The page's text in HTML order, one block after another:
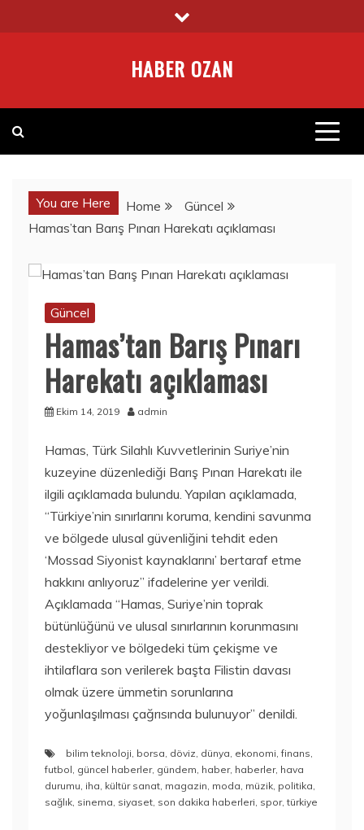
to
HABER OZAN
You are Here Home
Güncel
Hamas’tan Barış Pınarı Harekatı açıklaması
Güncel
Hamas’tan Barış Pınarı
Harekatı açıklaması
Ekim 14, 2019 admin
Hamas, Türk Silahlı Kuvvetlerinin Suriye’nin
kuzeyine düzenlediği Barış Pınarı Harekatı ile
ilgili açıklamada bulundu. Yapılan açıklamada,
“Türkiye’nin sınırlarını koruma, kendini savunma
ve bölgede ulusal güvenliğini tehdit eden
‘Mossad Siyonist kaynaklarını’ bertaraf etme
hakkını anlıyoruz” ifadelerine yer verildi.
Açıklamada “Hamas, Suriye’nin toprak
bütünlüğünü ve ulusal sınırlarının korunmasını
destekliyor ve bölgedeki tüm çekişme ve
ihtilaflara son verilerek başta Filistin davası
olmak üzere ümmetin sorunlarına
yoğunlaşılması çağrısında bulunuyor” denildi.
bilim teknoloji, borsa, döviz, dünya, ekonomi,finans,
futbol, güncel haberler, gündem, haber, haberler, hava
durumu, iha, kültür sanat, magazin, moda, müzik, politika,
sağlık, sinema, siyaset, son dakika haberleri, spor,türkiye